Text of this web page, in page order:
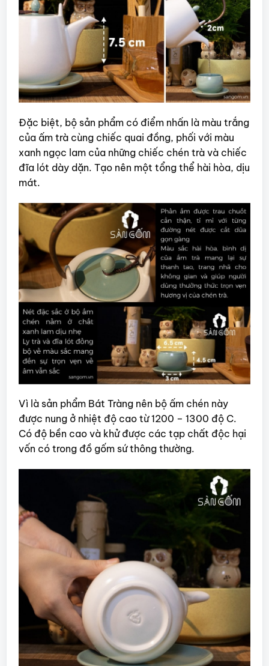
Đặc biệt, bộ sản phẩm có điểm nhấn là màu trắng
của ấm trà cùng chiếc quai đồng, phối với màu
xanh ngọc lam của những chiếc chén trà và chiếc
đĩa lót dày dặn. Tạo nên một tổng thể hài hòa, dịu
mát.
Vì là sản phẩm Bát Tràng nên bộ ấm chén này
được nung ở nhiệt độ cao từ 1200 – 1300 độ C.
Có độ bền cao và khử được các tạp chất độc hại
vốn có trong đồ gốm sứ thông thường.